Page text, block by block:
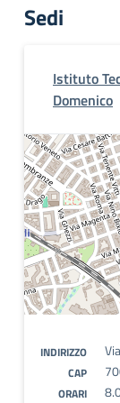
Sedi
Istituto
Domenico
INDIRIZZO
CAP
ORARI